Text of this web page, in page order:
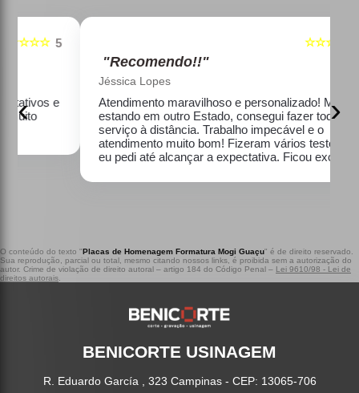
5
"Recomendo!!"
Jéssica Lopes
Atendimento maravilhoso e personalizado! Mesmo
estando em outro Estado, consegui fazer todo o
serviço à distância. Trabalho impecável e o
atendimento muito bom! Fizeram vários testes que
eu pedi até alcançar a expectativa. Ficou excelente!
‹ ›
O conteúdo do texto "Placas de Homenagem Formatura Mogi Guaçu" é de direito reservado.
Sua reprodução, parcial ou total, mesmo citando nossos links, é proibida sem a autorização do
autor. Crime de violação de direito autoral – artigo 184 do Código Penal – Lei 9610/98 - Lei de
direitos autorais
BENICORTE USINAGEM
R. Eduardo García , 323 Campinas - CEP: 13065-706